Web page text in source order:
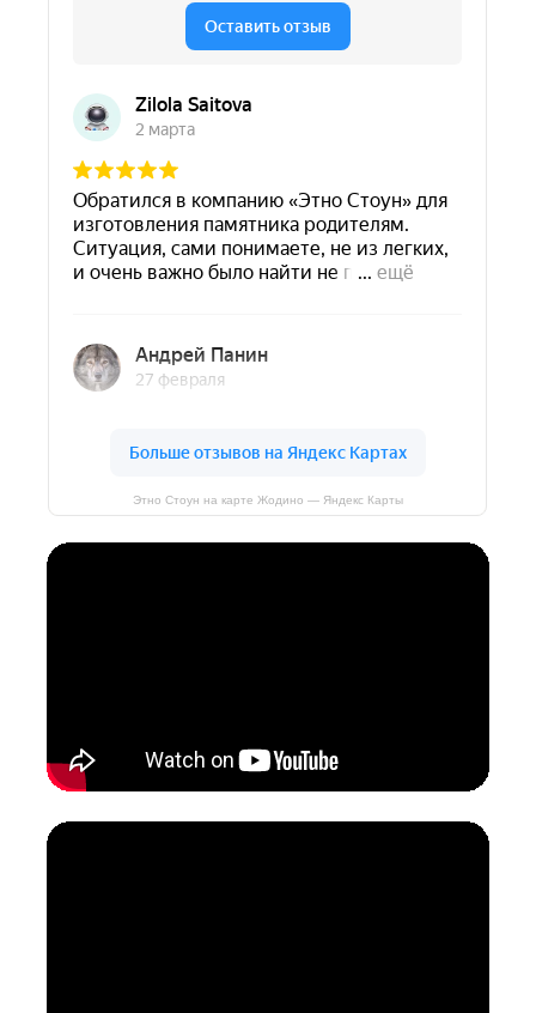
Этно Стоун на карте Жодино — Яндекс Карты